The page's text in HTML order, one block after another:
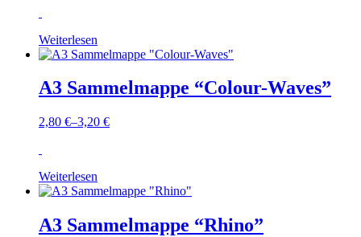
Weiterlesen
A3 Sammelmappe “Colour-Waves”
2,80 €–3,20 €
Weiterlesen
A3 Sammelmappe “Rhino”